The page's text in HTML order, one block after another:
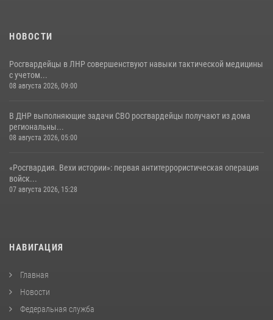
НОВОСТИ
Росгвардейцы в ЛНР совершенствуют навыки тактической медицины
с учетом...
08 августа 2026, 09:00
В ДНР выполняющие задачи СВО росгвардейцы получают из дома
региональны...
08 августа 2026, 05:00
«Росгвардия. Вехи истории»: первая антитеррористическая операция
войск...
07 августа 2026, 15:28
НАВИГАЦИЯ
Главная
Новости
Федеральная служба